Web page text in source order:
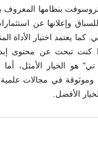
وإعلانها عن
كما يعتمد اختيار الأداة
كنت تبحث عن محتوى
هو الخيار الأمثل، أما
وموثوقة في مجالات علمية
الأفضل.